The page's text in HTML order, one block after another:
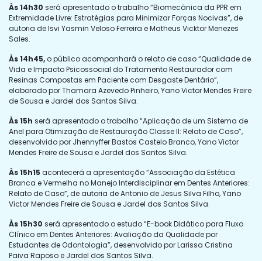
Às 14h30 será apresentado o trabalho “Biomecânica da PPR em
Extremidade Livre: Estratégias para Minimizar Forças Nocivas”, de
autoria de Isvi Yasmin Veloso Ferreira e Matheus Vicktor Menezes
Sales.
Às 14h45,o público acompanhará o relato de caso “Qualidade de
Vida e Impacto Psicossocial do Tratamento Restaurador com
Resinas Compostas em Paciente com Desgaste Dentário”,
elaborado por Thamara Azevedo Pinheiro, Yano Victor Mendes Freire
de Sousa e Jardel dos Santos Silva.
Às 15h será apresentado o trabalho “Aplicação de um Sistema de
Anel para Otimização de Restauração Classe II: Relato de Caso”,
desenvolvido por Jhennyffer Bastos Castelo Branco, Yano Victor
Mendes Freire de Sousa e Jardel dos Santos Silva.
Às 15h15 acontecerá a apresentação “Associação da Estética
Branca e Vermelha no Manejo Interdisciplinar em Dentes Anteriores:
Relato de Caso”, de autoria de Antonio de Jesus Silva Filho, Yano
Victor Mendes Freire de Sousa e Jardel dos Santos Silva.
Às 15h30 será apresentado o estudo “E-book Didático para Fluxo
Clínico em Dentes Anteriores: Avaliação da Qualidade por
Estudantes de Odontologia”, desenvolvido por Larissa Cristina
Paiva Raposo e Jardel dos Santos Silva.